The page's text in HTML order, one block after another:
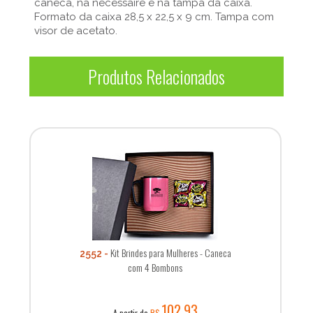
caneca, na necessaire e na tampa da caixa.
Formato da caixa 28,5 x 22,5 x 9 cm. Tampa com
visor de acetato.
Produtos Relacionados
2552
Kit Brindes para Mulheres - Caneca
com 4 Bombons